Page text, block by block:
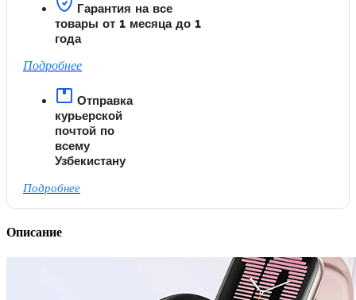
Гарантия на все
товары от 1 месяца до 1
года
Подробнее
Отправка
курьерской
почтой по
всему
Узбекистану
Подробнее
Описание